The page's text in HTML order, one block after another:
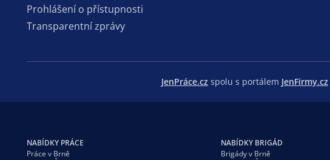
Prohlášení o přístupnosti
Transparentní zprávy
JenPráce.cz spolu s portálem JenFirmy.cz
NABÍDKY PRÁCE
Práce v Brně
NABÍDKY BRIGÁD
Brigády v Brně